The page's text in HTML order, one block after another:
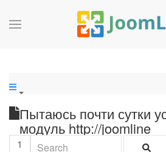
Пытаюсь почти сутки
модуль http://joomline
1